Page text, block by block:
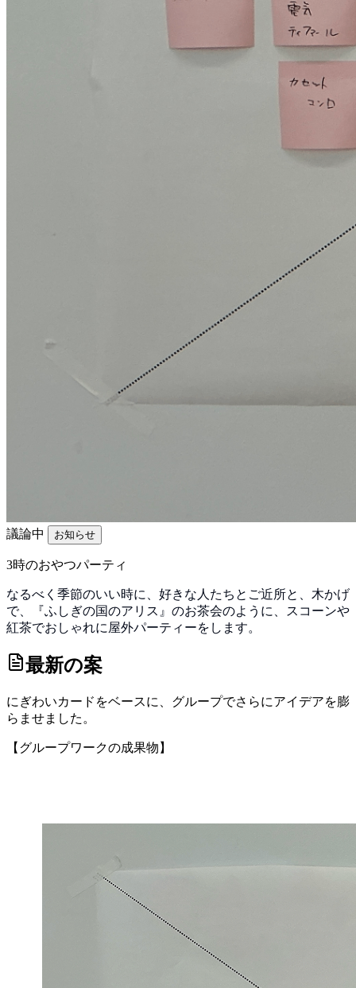
議論中 お知らせ
3時のおやつパーティ
なるべく季節のいい時に、好きな人たちとご近所と、木かげ
で、『ふしぎの国のアリス』のお茶会のように、スコーンや
紅茶でおしゃれに屋外パーティーをします。
最新の案
にぎわいカードをベースに、グループでさらにアイデアを膨
らませました。
【グループワークの成果物】